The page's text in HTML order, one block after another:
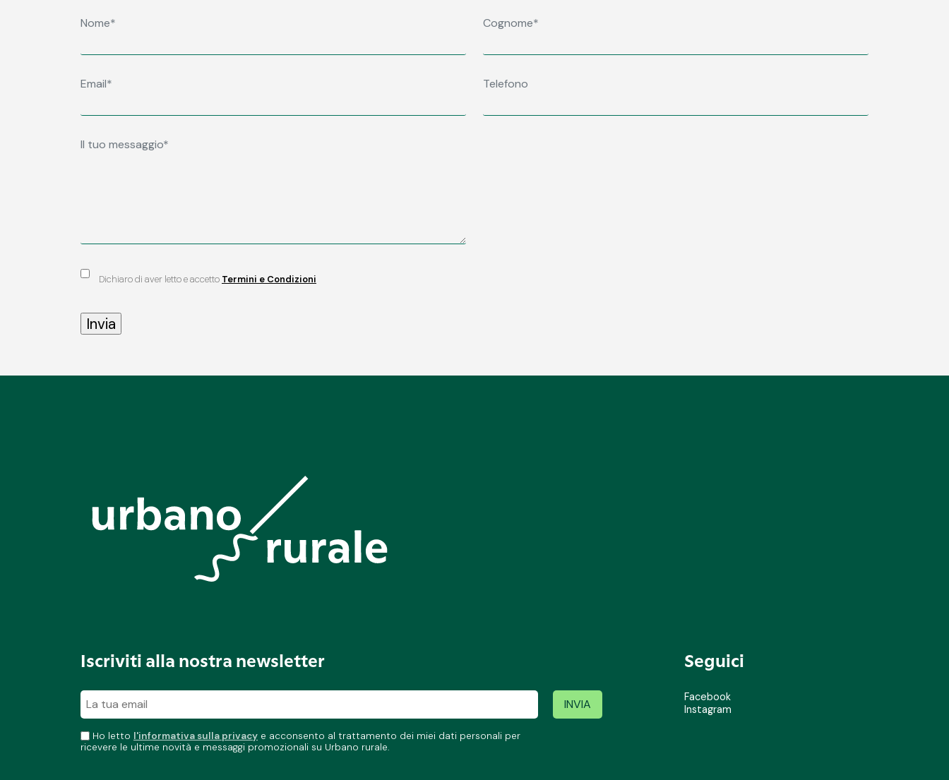
Dichiaro di aver letto e accetto Termini e Condizioni
Iscriviti alla nostra newsletter
Ho letto l'informativa sulla privacy e acconsento al trattamento dei miei dati personali per
ricevere le ultime novità e messaggi promozionali su Urbano rurale.
Seguici
Facebook
Instagram